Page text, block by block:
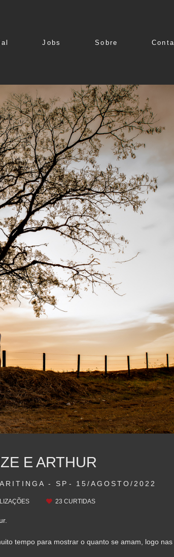
Jobs Sobre
- SP 15/AGOSTO/2022
E ARTHUR
23 CURTIDAS
tempo para mostrar o quanto se amam, logo